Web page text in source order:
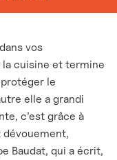
vos
la cuisine et termine
le
elle a grandi
c’est grâce à
dévouement,
Baudat, qui a écrit,